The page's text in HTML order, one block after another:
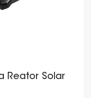
Reator Solar